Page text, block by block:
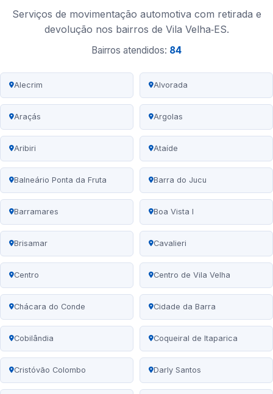
Serviços de movimentação automotiva com retirada e
devolução nos bairros de Vila Velha‑ES.
Bairros atendidos: 84
Alecrim Alvorada
Araçás Argolas
Aribiri Ataíde
Balneário Ponta da Fruta Barra do Jucu
Barramares Boa Vista I
Brisamar Cavalieri
Centro Centro de Vila Velha
Chácara do Conde Cidade da Barra
Cobilândia Coqueiral de Itaparica
Cristóvão Colombo Darly Santos